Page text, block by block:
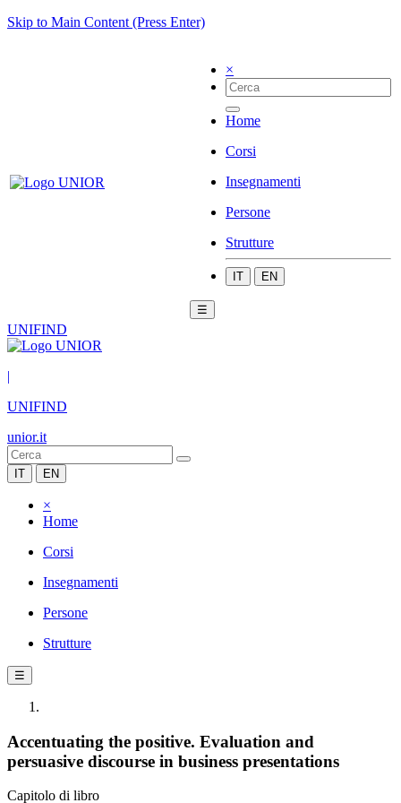
Skip to Main Content (Press Enter)
×
Home
Corsi
Insegnamenti
Persone
Strutture
IT EN
☰
UNIFIND
|
UNIFIND
unior.it
IT EN
×
Home
Corsi
Insegnamenti
Persone
Strutture
☰
Accentuating the positive. Evaluation and
persuasive discourse in business presentations
Capitolo di libro